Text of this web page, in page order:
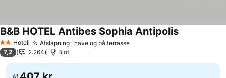
2 Stjerner
Hotel Afslapning i have og på terrasse
B&B HOTEL Antibes Sophia Antipolis
7,2 2.264 Biot
Af